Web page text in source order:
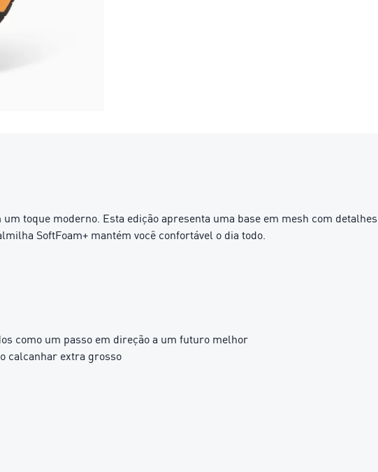
toque moderno. Esta edição apresenta uma base em mesh com detalhes
SoftFoam+ mantém você confortável o dia todo.
como um passo em direção a um futuro melhor
calcanhar extra grosso